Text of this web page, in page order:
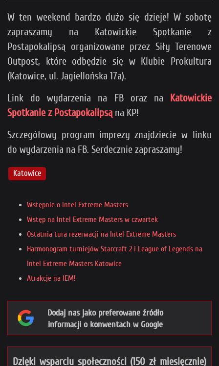
W ten weekend bardzo dużo się dzieje! W sobotę
zapraszamy na Katowickie Spotkanie z
Postapokalipsą organizowane przez Siły Terenowe
Outpost, które odbędzie się w Klubie Prokultura
(Katowice, ul. Jagiellońska 17a).
Link do wydarzenia na FB oraz na Katowickie
Spotkanie z Postapokalipsą na KP!
Szczegółowy program imprezy znajdziecie w linku
do wydarzenia na FB. Serdecznie zapraszamy!
Katowice
Wstępnie o Intel Extreme Masters
Wstęp na Intel Extreme Masters w czwartek
Ostatnia tura rezerwacji na Intel Extreme Masters
Harmonogram turniejów Starcraft 2 i League of Legends na
Intel Extreme Masters Katowice
Atrakcje na IEM!
Dodaj nas jako preferowane źródło
informacji o konwentach w Google
Dzięki wsparciu społeczności (150 zł miesięcznie)